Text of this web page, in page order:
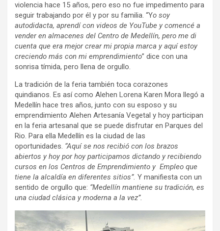
violencia hace 15 años, pero eso no fue impedimento para
seguir trabajando por él y por su familia. “Yo soy
autodidacta, aprendí con videos de YouTube y comencé a
vender en almacenes del Centro de Medellín, pero me di
cuenta que era mejor crear mi propia marca y aquí estoy
creciendo más con mi emprendimiento” dice con una
sonrisa tímida, pero llena de orgullo.
La tradición de la feria también toca corazones
quindianos. Es así como Alehen Lorena Karen Mora llegó a
Medellín hace tres años, junto con su esposo y su
emprendimiento Alehen Artesanía Vegetal y hoy participan
en la feria artesanal que se puede disfrutar en Parques del
Rio. Para ella Medellín es la ciudad de las
oportunidades. “Aquí se nos recibió con los brazos
abiertos y hoy por hoy participamos dictando y recibiendo
cursos en los Centros de Emprendimiento y Empleo que
tiene la alcaldía en diferentes sitios”. Y manifiesta con un
sentido de orgullo que: “Medellín mantiene su tradición, es
una ciudad clásica y moderna a la vez”.